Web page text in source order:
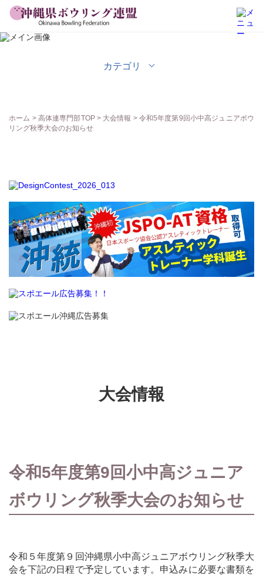
高体連専門部
カテゴリ
ホーム > 高体連専門部TOP> 大会情報 > 令和5年度第9回小中高ジュニアボウ
リング秋季大会のお知らせ
大会情報
令和5年度第9回小中高ジュニア
ボウリング秋季大会のお知らせ
令和５年度第９回沖縄県小中高ジュニアボウリング秋季大
会を下記の日程で予定しています。申込みに必要な書類を